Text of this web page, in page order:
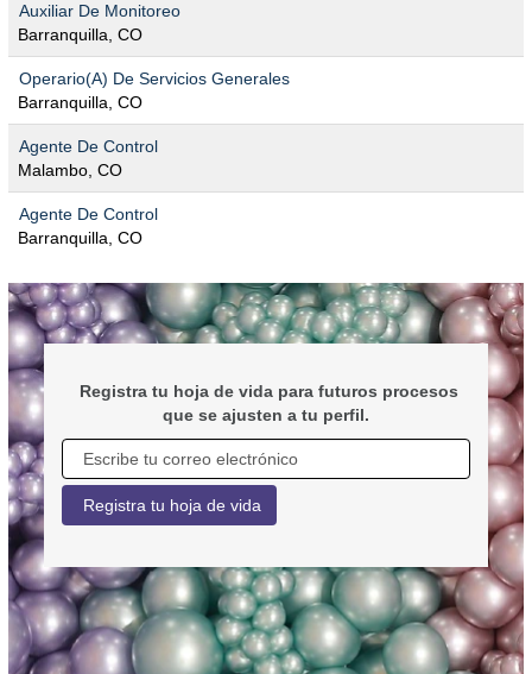
Auxiliar De Monitoreo
Barranquilla, CO
Operario(A) De Servicios Generales
Barranquilla, CO
Agente De Control
Malambo, CO
Agente De Control
Barranquilla, CO
¿No
encontraste
la
vacante
que
buscabas?
Registra tu hoja de vida para futuros procesos
que se ajusten a tu perfil.